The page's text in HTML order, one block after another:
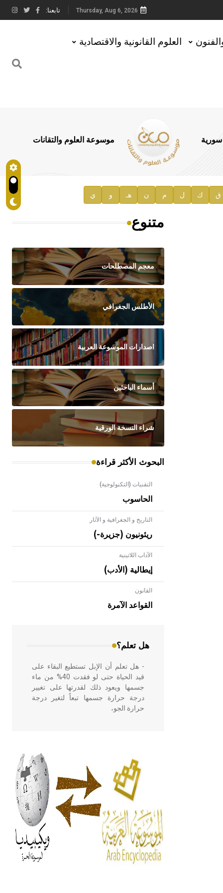
Thursday, Aug 6, 2026 تابعنا:
العلوم القانونية والاقتصادية
سورية موسوعة العلوم والتقانات
ق ك ل م ن هـ و ي
متنوع
معجم المصطلحات
الأطلس الجغرافي
اصدارات الموسوعة العربية
أسماء الباحثين
شراء النسخة الورقية
البحوث الأكثر قراءة
التقنيات (التكنولوجية)
الحاسوب
التاريخ و الجغرافية و الآثار
ريئونيون (جزيرة-)
الآداب اللاتينية
إيطالية (الأدب)
القانون
القواعد الآمرة
هل تعلم؟
- هل تعلم أن الأبلق نوع من الفنون
الهندسية التي ارتبطت بالعمارة الإسلامية
في بلاد الشام ومصر خاصة، حيث يحرص
- هل تعلم أن الإبل تستطيع البقاء على
قيد الحياة حتى لو فقدت 40% من ماء
جسمها ويعود ذلك لقدرتها على تغيير
درجة حرارة جسمها تبعاً لتغير درجة
حرارة الجو،
أربعة مؤلفات هي: الحكم، الأدلة، تنظيم
التغذية، ورسالته في جروح الرأس.
ويعود له الفضل بأنه حرر الطب من
الدين والفلسفة.
- هل تعلم أن المرجان إفراز حيواني
يتكون في البحر ويتركب من مادة
كربونات الكلسيوم، وهو أحمر أو شديد
الحمرة وهو أجود أنواعه، ويمتاز بكبر
الحجم ويسمى الش